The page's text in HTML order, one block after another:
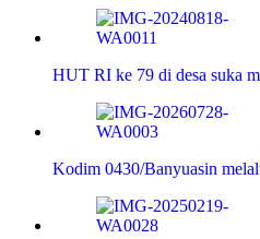
HUT RI ke 79 di desa suka
Kodim 0430/Banyuasin